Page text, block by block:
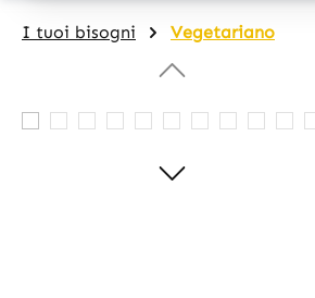
I tuoi bisogni Vegetariano